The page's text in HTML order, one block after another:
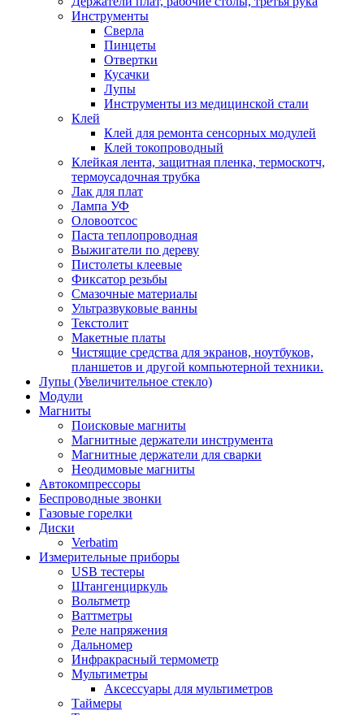
Инструменты
Сверла
Пинцеты
Отвертки
Кусачки
Лупы
Инструменты из медицинской стали
Клей
Клей для ремонта сенсорных модулей
Клей токопроводный
Клейкая лента, защитная пленка, термоскотч,
термоусадочная трубка
Лак для плат
Лампа УФ
Оловоотсос
Паста теплопроводная
Выжигатели по дереву
Пистолеты клеевые
Фиксатор резьбы
Смазочные материалы
Ультразвуковые ванны
Текстолит
Макетные платы
Чистящие средства для экранов, ноутбуков,
планшетов и другой компьютерной техники.
Лупы (Увеличительное стекло)
Модули
Магниты
Поисковые магниты
Магнитные держатели инструмента
Магнитные держатели для сварки
Неодимовые магниты
Автокомпрессоры
Беспроводные звонки
Газовые горелки
Диски
Verbatim
Измерительные приборы
USB тестеры
Штангенциркуль
Вольтметр
Ваттметры
Реле напряжения
Дальномер
Инфракрасный термометр
Мультиметры
Аксессуары для мультиметров
Таймеры